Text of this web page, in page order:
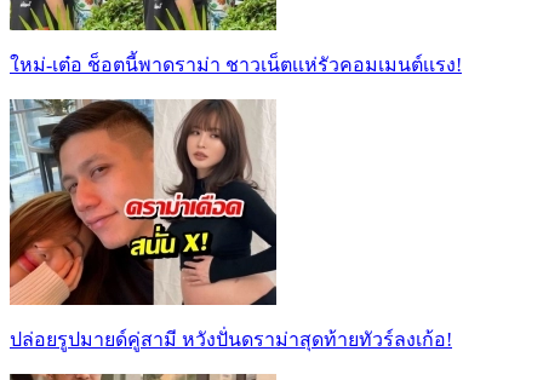
ใหม่-เต๋อ ช็อตนี้พาดราม่า ชาวเน็ตเเห่รัวคอมเมนต์เเรง!
ปล่อยรูปมายด์คู่สามี หวังปั่นดราม่าสุดท้ายทัวร์ลงเก้อ!